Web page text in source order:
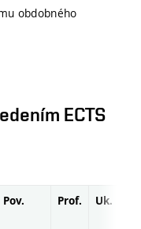
obdobného
ECTS
Pov. Prof. Uk.